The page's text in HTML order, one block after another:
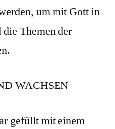
um mit Gott in
die Themen der
WACHSEN
gefüllt mit einem